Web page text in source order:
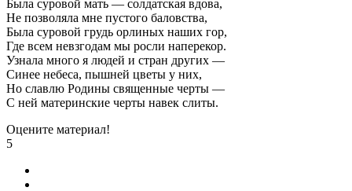
Была суровой мать — солдатская вдова,
Не позволяла мне пустого баловства,
Была суровой грудь орлиных наших гор,
Где всем невзгодам мы росли наперекор.
Узнала много я людей и стран других —
Синее небеса, пышней цветы у них,
Но славлю Родины священные черты —
С ней материнские черты навек слиты.
Оцените материал!
5